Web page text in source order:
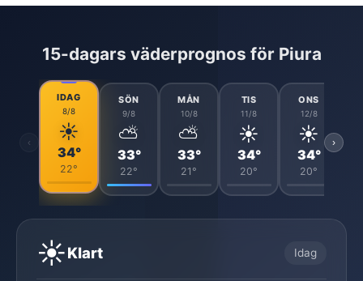
15-dagars väderprognos för Piura
‹
IDAG
8/8
☀️
34°
22°
SÖN
9/8
⛅
33°
22°
MÅN
10/8
⛅
33°
21°
TIS
11/8
☀️
34°
20°
ONS
12/8
☀️
34°
20°
›
☀️Klart Idag